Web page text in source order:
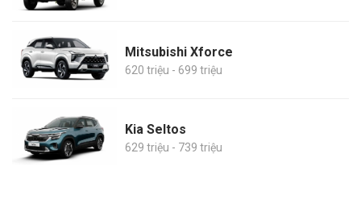
Mitsubishi Xforce
620 triệu - 699 triệu
Kia Seltos
629 triệu - 739 triệu